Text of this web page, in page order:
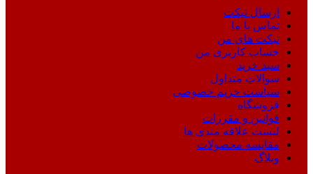
ارسال تیکت
تماس با ما
تیکت های من
حساب کاربری من
سبد خرید
سوالات متداول
سیاست حریم خصوصی
فروشگاه
قوانین و مقررات
لیست علاقه مندی ها
مقایسه محصولات
وبلاگ